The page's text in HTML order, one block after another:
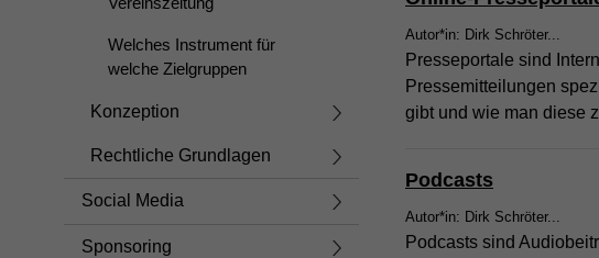
Welches Instrument für
welche Zielgruppen
Konzeption
Rechtliche Grundlagen
Social Media
Sponsoring
Autor*in: Dirk Schröter...
Presseportale sind
Pressemitteilungen
gibt und wie man diese
Podcasts
Autor*in: Dirk Schröter...
Podcasts sind
Zweck
Zweck